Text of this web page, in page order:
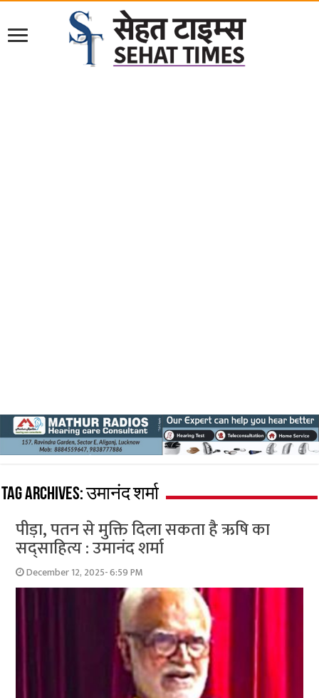
Tag Archives:उमानंद शर्मा
पीड़ा, पतन से मुक्ति दिला सकता है ऋषि का
सद्साहित्य : उमानंद शर्मा
December 12, 2025- 6:59 PM